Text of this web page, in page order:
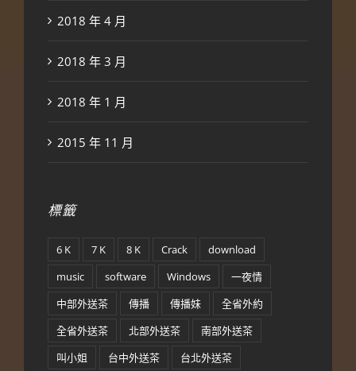
2018 年 4 月
2018 年 3 月
2018 年 1 月
2015 年 11 月
標籤
6 K 7 K 8 K Crack
download
music
software Windows
一夜情
中部外送茶
傳播 傳播妹
全省外約
全省外送茶
北部外送茶
南部外送茶
叫小姐
台中外送茶
台北外送茶